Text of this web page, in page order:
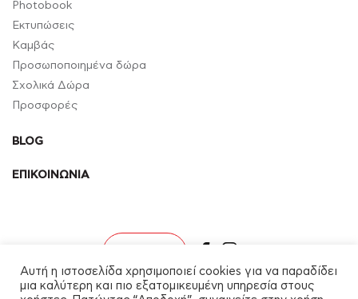
Photobook
Εκτυπώσεις
Καμβάς
Προσωποποιημένα δώρα
Σχολικά Δώρα
Προσφορές
BLOG
ΕΠΙΚΟΙΝΩΝΙΑ
Αυτή η ιστοσελίδα χρησιμοποιεί cookies για να παραδίδει
μια καλύτερη και πιο εξατομικευμένη υπηρεσία στους